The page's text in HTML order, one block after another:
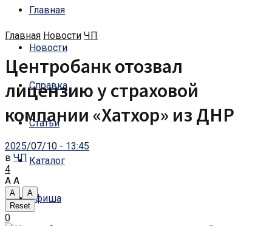
Главная
Новости
Справка
Статьи
Каталог
Афиша
Главная Новости ЧП
Центробанк отозвал
лицензию у страховой
компании «Хатхор» из ДНР
2025/07/10 - 13:45
в ЧП
4
A A
A
A
Reset
0